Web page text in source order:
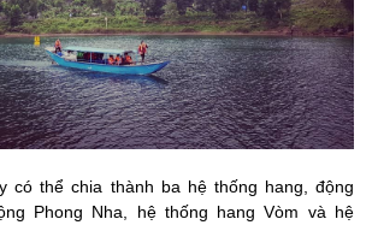
có thể chia thành ba hệ thống hang, động
Phong Nha, hệ thống hang Vòm và hệ